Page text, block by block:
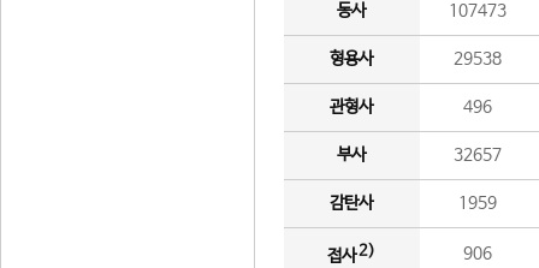
동사 107473
형용사 29538
관형사 496
부사 32657
감탄사 1959
접사2) 906